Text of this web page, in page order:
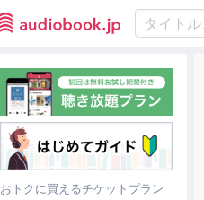
おトクに買えるチケットプラン